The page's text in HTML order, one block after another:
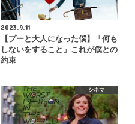
2023.9.11
【プーと大人になった僕】「何も
しないをすること」これが僕との
約束
シネマ